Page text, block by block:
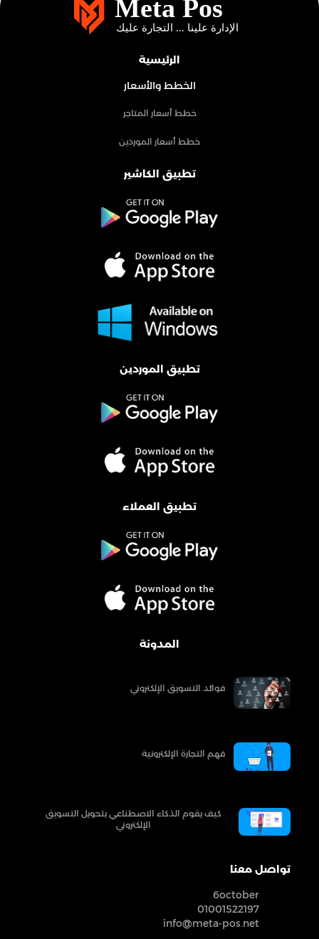
الرئيسية
الخطط والأسعار
خطط أسعار المتاجر
خطط أسعار الموردين
تطبيق الكاشير
تطبيق الموردين
تطبيق العملاء
المدونة
فوائد التسويق الإلكتروني
فهم التجارة الإلكترونية
كيف يقوم الذكاء الاصطناعي بتحويل التسويق
الإلكتروني
تواصل معنا
6october
01001522197
info@meta-pos.net